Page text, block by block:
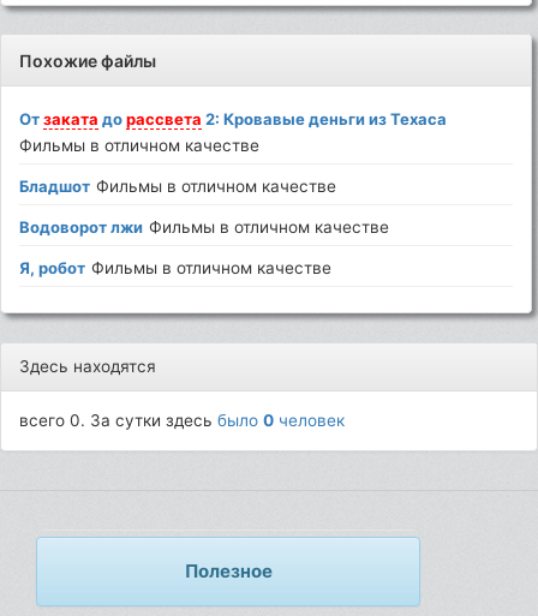
Похожие файлы
Отзаката дорассвета 2: Кровавые деньги из Техаса
Фильмы в отличном качестве
Бладшот Фильмы в отличном качестве
Водоворот лжи Фильмы в отличном качестве
Я, робот Фильмы в отличном качестве
Здесь находятся
всего 0. За сутки здесьбыло0 человек
Полезное